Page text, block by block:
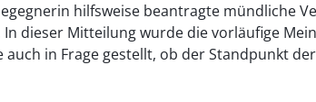
hilfsweise beantragte mündliche
dieser Mitteilung wurde die vorläufige
auch in Frage gestellt, ob der Standpunkt